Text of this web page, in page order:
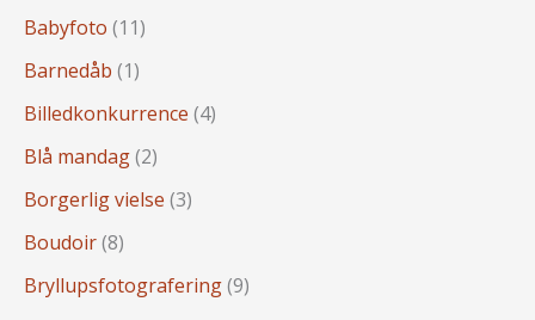
Babyfoto (11)
Barnedåb (1)
Billedkonkurrence (4)
Blå mandag(2)
Borgerlig vielse (3)
Boudoir(8)
Bryllupsfotografering(9)